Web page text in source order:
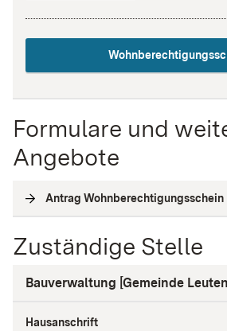
Formulare und
Angebote
Antrag Wohnberechtigungsschein
Zuständige Stelle
Bauverwaltung [Gemeinde
Hausanschrift